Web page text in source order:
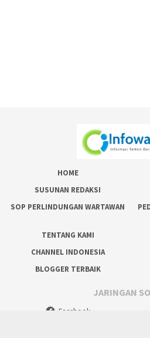
HOME
SUSUNAN REDAKSI
SOP PERLINDUNGAN WARTAWAN
TENTANG KAMI
CHANNEL INDONESIA
BLOGGER TERBAIK
JARINGAN
Facebook